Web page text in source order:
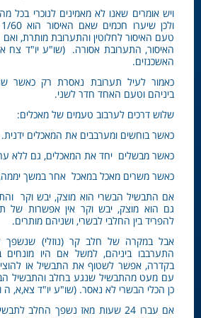
ויש אומרים שאנו לא מאמינים לנוכרי בכל
האיסור, התערובת אסורה. (שו"ע יו"ד צח
האשכנזים.
כאמור לעיל תערובת נאסרת רק כאשר
ביניהם וטעם האחד חדר לשני.
שלוש דרכים לערבוב טעמים של מאכלים:
כאשר בוחשים ומערבבים את המאכלים ידנית.
כאשר מבשלים יחד את המאכלים, גם ללא
כאשר משרים מאכל במאכל אחר במשך יממה,
אם התבשיל הבשרי הוא מוצק, יבש וקר
גם הוא מוצק, יבש וקר אין אפשרות של
להפריד בין החלבי לבשרי, ושניהם מותרים.
אבל במקרה של חלב קר (נוזלי) שנשפך
התערבבו ביניהם, למשל אם היו
בקדרה, אפשר לשטוף את התבשיל או
עם מעט מהתבשיל שנגע בחלב והתבשיל
כן הכלי הבשרי לא נאסר. (שו"ע יו"ד צא,א, ה
אם עברו 24 שעות מאז נשפך החלב